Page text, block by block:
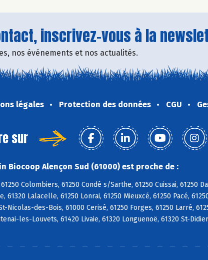
inscrivez-vous à la
nos événements et nos actualités.
légales Protection des données CGU
sur
Biocoop Alençon Sud (61000) est proche de :
Colombiers, 61250 Condé s/Sarthe, 61250 Cuissai, 61250
61320 Lalacelle, 61250 Lonrai, 61250 Mieuxcé, 61250 Pacé,
Nicolas-des-Bois, 61000 Cerisé, 61250 Forges, 61250 Larré,
les-Louvets, 61420 Livaie, 61320 Longuenoë, 61320 St-